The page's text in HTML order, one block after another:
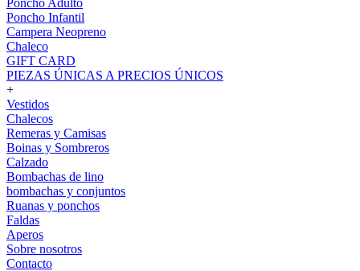
Poncho Adulto
Poncho Infantil
Campera Neopreno
Chaleco
GIFT CARD
PIEZAS ÚNICAS A PRECIOS ÚNICOS
+
Vestidos
Chalecos
Remeras y Camisas
Boinas y Sombreros
Calzado
Bombachas de lino
bombachas y conjuntos
Ruanas y ponchos
Faldas
Aperos
Sobre nosotros
Contacto